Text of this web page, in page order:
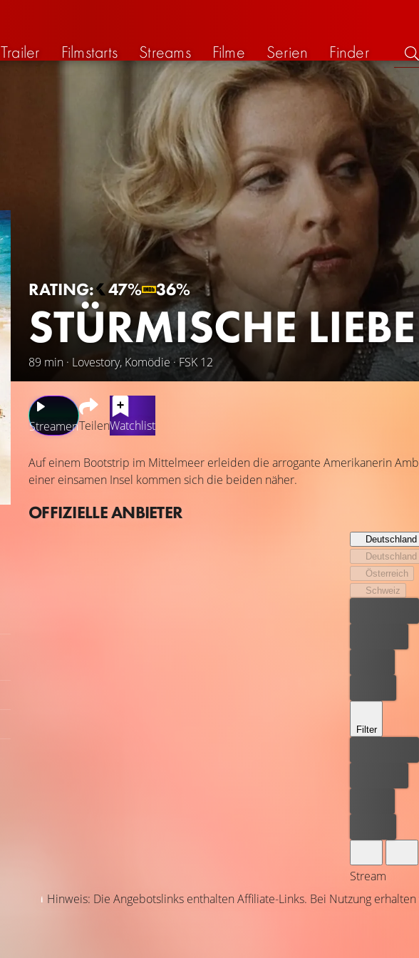
Trailer Filmstarts Streams Filme Serien Finder
RATING: 47% 36%
STÜRMISCHE
89 min · Lovestory, Komödie · FSK 12
StreamenTeilenWatchlist
Auf einem Bootstrip im Mittelmeer erleiden die arrogante Amerikanerin
einer einsamen Insel kommen sich die beiden näher.
OFFIZIELLE ANBIETER
Deutschland
Deutschland
Österreich
Schweiz
Filter
Stream
Hinweis: Die Angebotslinks enthalten Affiliate-Links. Bei Nutzung